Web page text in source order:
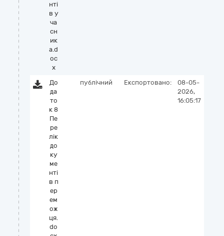
нті
в у
ча
сн
ик
а.d
oc
x
До
да
то
к 8
Пе
ре
лік
до
ку
ме
нті
в п
ер
ем
ож
ця.
do
публічний Експортовано:
08-05-
2026,
16:05:17